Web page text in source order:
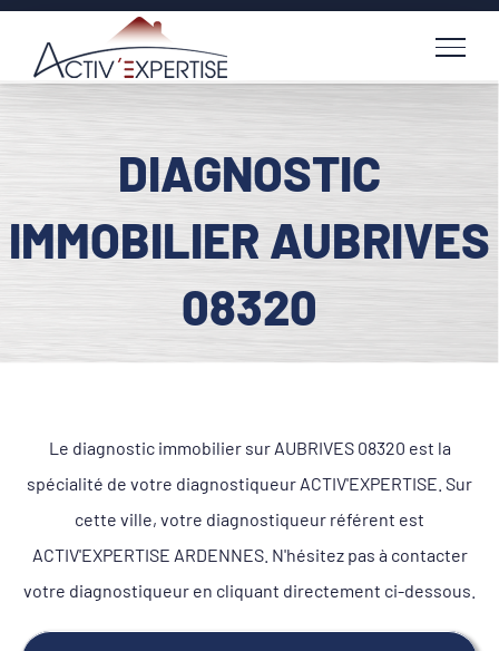
Passer
contenu
DIAGNOSTIC
IMMOBILIER AUBRIVES
08320
Le diagnostic immobilier sur AUBRIVES 08320 est la
spécialité de votre diagnostiqueur ACTIV'EXPERTISE. Sur
cette ville, votre diagnostiqueur référent est
ACTIV'EXPERTISE ARDENNES. N'hésitez pas à contacter
votre diagnostiqueur en cliquant directement ci-dessous.